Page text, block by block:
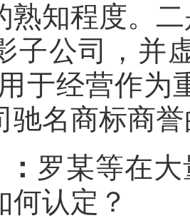
熟知程度。
子公司，并
于经营作
驰名商标商
罗某等在
何认定？